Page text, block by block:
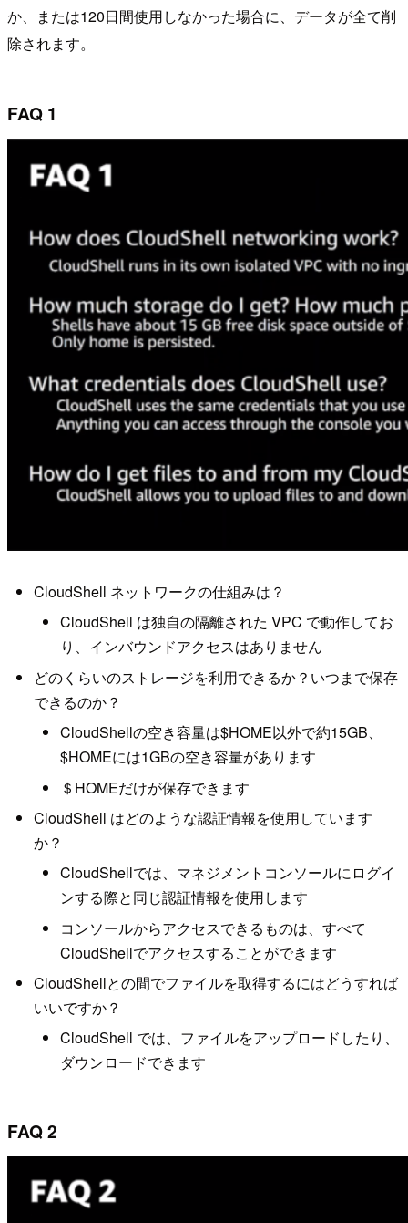
か、または120日間使用しなかった場合に、データが全て削
除されます。
FAQ 1
CloudShell ネットワークの仕組みは？
CloudShell は独自の隔離された VPC で動作してお
り、インバウンドアクセスはありません
どのくらいのストレージを利用できるか？いつまで保存
できるのか？
CloudShellの空き容量は$HOME以外で約15GB、
$HOMEには1GBの空き容量があります
＄HOMEだけが保存できます
CloudShell はどのような認証情報を使用しています
か？
CloudShellでは、マネジメントコンソールにログイ
ンする際と同じ認証情報を使用します
コンソールからアクセスできるものは、すべて
CloudShellでアクセスすることができます
CloudShellとの間でファイルを取得するにはどうすれば
いいですか？
CloudShell では、ファイルをアップロードしたり、
ダウンロードできます
FAQ 2